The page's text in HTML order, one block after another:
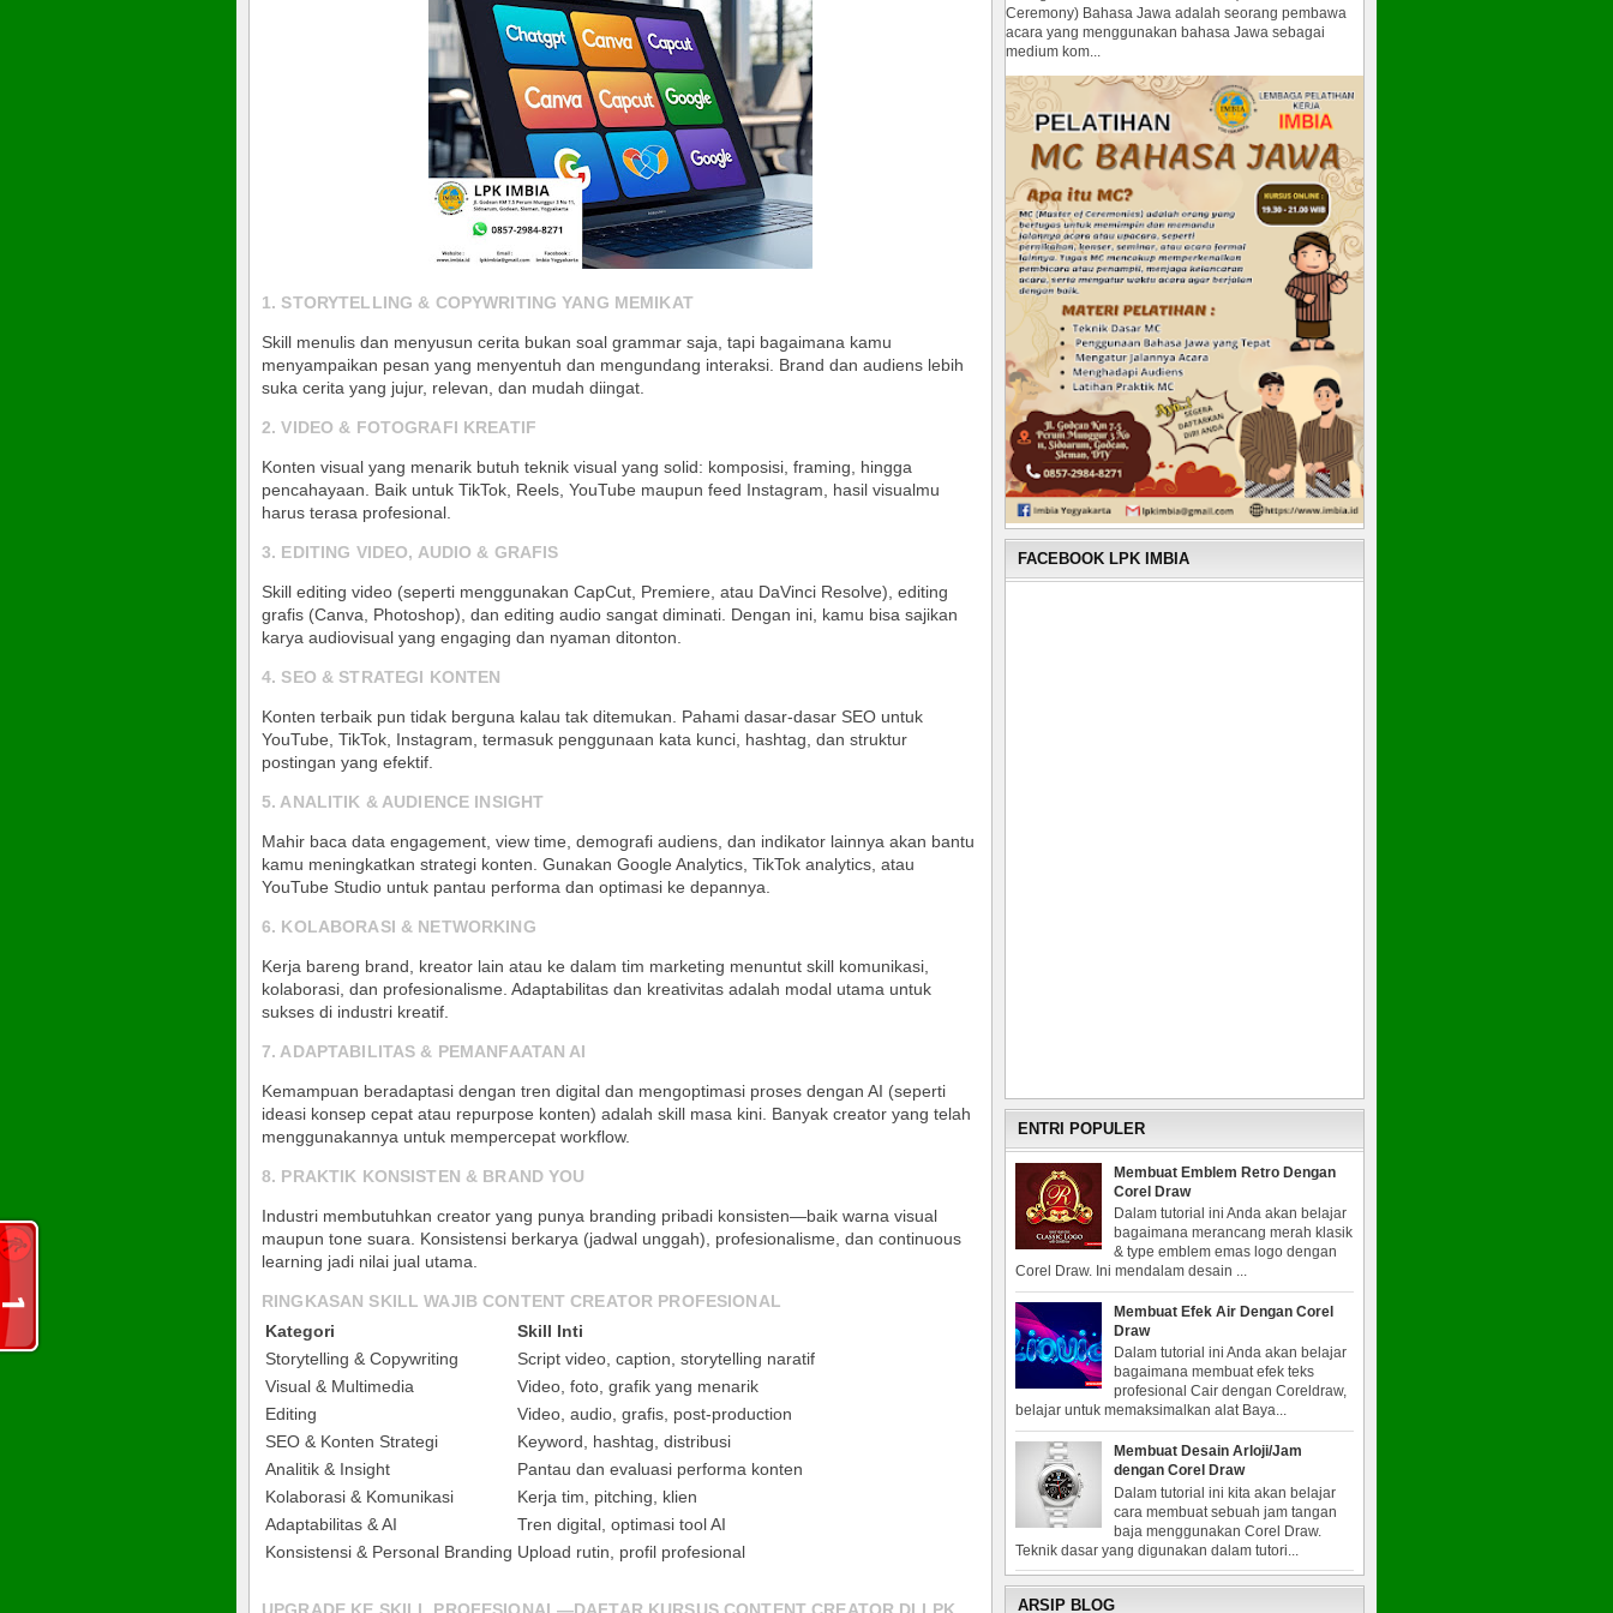
1. STORYTELLING & COPYWRITING YANG MEMIKAT
Skill menulis dan menyusun cerita bukan soal grammar saja, tapi bagaimana kamu
menyampaikan pesan yang menyentuh dan mengundang interaksi. Brand dan audiens lebih
suka cerita yang jujur, relevan, dan mudah diingat
2. VIDEO & FOTOGRAFI KREATIF
Konten visual yang menarik butuh teknik visual yang solid: komposisi, framing, hingga
pencahayaan. Baik untuk TikTok, Reels, YouTube maupun feed Instagram, hasil visualmu
harus terasa profesional
3. EDITING VIDEO, AUDIO & GRAFIS
Skill editing video (seperti menggunakan CapCut, Premiere, atau DaVinci Resolve), editing
grafis (Canva, Photoshop), dan editing audio sangat diminati. Dengan ini, kamu bisa sajikan
karya audiovisual yang engaging dan nyaman ditonton
4. SEO & STRATEGI KONTEN
Konten terbaik pun tidak berguna kalau tak ditemukan. Pahami dasar-dasar SEO untuk
YouTube, TikTok, Instagram, termasuk penggunaan kata kunci, hashtag, dan struktur
postingan yang efektif
5. ANALITIK & AUDIENCE INSIGHT
Mahir baca data engagement, view time, demografi audiens, dan indikator lainnya akan bantu
kamu meningkatkan strategi konten. Gunakan Google Analytics, TikTok analytics, atau
YouTube Studio untuk pantau performa dan optimasi ke depannya
6. KOLABORASI & NETWORKING
Kerja bareng brand, kreator lain atau ke dalam tim marketing menuntut skill komunikasi,
kolaborasi, dan profesionalisme. Adaptabilitas dan kreativitas adalah modal utama untuk
sukses di industri kreatif
7. ADAPTABILITAS & PEMANFAATAN AI
Kemampuan beradaptasi dengan tren digital dan mengoptimasi proses dengan AI (seperti
ideasi konsep cepat atau repurpose konten) adalah skill masa kini. Banyak creator yang telah
menggunakannya untuk mempercepat workflow.
8. PRAKTIK KONSISTEN & BRAND YOU
Industri membutuhkan creator yang punya branding pribadi konsisten—baik warna visual
maupun tone suara. Konsistensi berkarya (jadwal unggah), profesionalisme, dan continuous
learning jadi nilai jual utama
RINGKASAN SKILL WAJIB CONTENT CREATOR PROFESIONAL
Kategori
Skill Inti
Storytelling & Copywriting
Script video, caption, storytelling naratif
Visual & Multimedia
Video, foto, grafik yang menarik
Editing
Video, audio, grafis, post-production
SEO & Konten Strategi
Keyword, hashtag, distribusi
Analitik & Insight
Pantau dan evaluasi performa konten
Kolaborasi & Komunikasi
Kerja tim, pitching, klien
Adaptabilitas & AI
Tren digital, optimasi tool AI
Konsistensi & Personal Branding Upload rutin, profil profesional
Ceremony) Bahasa Jawa adalah seorang pembawa
acara yang menggunakan bahasa Jawa sebagai
medium kom...
FACEBOOK LPK IMBIA
ENTRI POPULER
Membuat Emblem Retro Dengan
Corel Draw
Dalam tutorial ini Anda akan belajar
bagaimana merancang merah klasik
& type emblem emas logo dengan
Corel Draw. Ini mendalam desain ...
Membuat Efek Air Dengan Corel
Draw
Dalam tutorial ini Anda akan belajar
bagaimana membuat efek teks
profesional Cair dengan Coreldraw,
belajar untuk memaksimalkan alat Baya...
Membuat Desain Arloji/Jam
dengan Corel Draw
Dalam tutorial ini kita akan belajar
cara membuat sebuah jam tangan
baja menggunakan Corel Draw.
Teknik dasar yang digunakan dalam tutori...
ARSIP BLOG